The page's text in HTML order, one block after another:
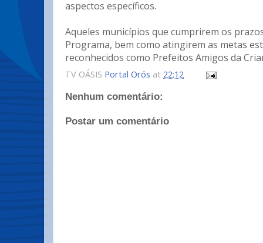
aspectos específicos.
Aqueles municípios que cumprirem os
Programa, bem como atingirem as metas
reconhecidos como Prefeitos Amigos da
TV OÁSIS Portal Orós at 22:12
Nenhum comentário:
Postar um comentário